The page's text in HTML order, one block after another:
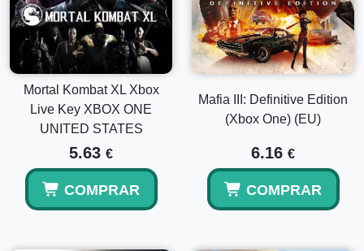
Mortal Kombat XL Xbox
Live Key XBOX ONE
UNITED STATES
5.63 €
COMPRAR
Mafia III: Definitive Edition
(Xbox One) (EU)
6.16 €
COMPRAR